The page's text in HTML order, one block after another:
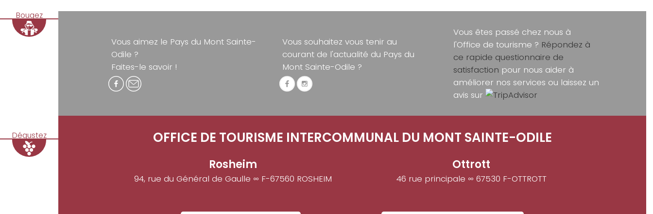
Bougez
Dégustez
Vous aimez le Pays du Mont Sainte-
Odile ?
Faites-le savoir !
Vous souhaitez vous tenir au
courant de l'actualité du Pays du
Mont Sainte-Odile ?
Vous êtes passé chez nous à
l'Office de tourisme ? Répondez à
ce rapide questionnaire de
satisfaction pour nous aider à
améliorer nos services ou laissez un
avis sur
OFFICE DE TOURISME INTERCOMMUNAL DU MONT SAINTE-ODILE
Rosheim
94, rue du Général de Gaulle ∞ F-67560 ROSHEIM
Ottrott
46 rue principale ∞ 67530 F-OTTROTT